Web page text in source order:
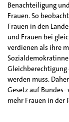
Benachteiligung
Frauen. So
Frauen in den
und Frauen bei
verdienen als ihre
werden muss.
Gesetz auf
mehr Frauen in der